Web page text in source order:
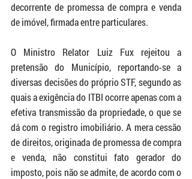
decorrente de promessa de compra e venda
de imóvel, firmada entre particulares.
O Ministro Relator Luiz Fux rejeitou a
pretensão do Município, reportando-se a
diversas decisões do próprio STF, segundo as
quais a exigência do ITBI ocorre apenas com a
efetiva transmissão da propriedade, o que se
dá com o registro imobiliário. A mera cessão
de direitos, originada de promessa de compra
e venda, não constitui fato gerador do
imposto, pois não se admite, de acordo com o